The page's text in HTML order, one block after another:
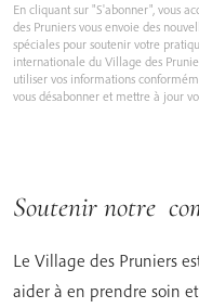
En cliquant sur "S'abonner", vous
des Pruniers vous envoie des
spéciales pour soutenir votre
internationale du Village des
utiliser vos informations
vous désabonner et mettre à jour
Soutenir notre
Le Village des Pruniers
aider à en prendre soin